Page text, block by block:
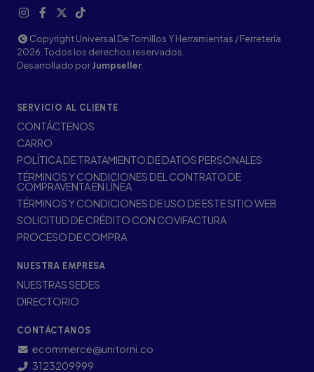
Copyright Universal De Tornillos Y Herramientas / Ferretería
2026. Todos los derechos reservados.
Desarrollado porJumpseller
SERVICIO AL CLIENTE
CONTÁCTENOS
CARRO
POLÍTICA DE TRATAMIENTO DE DATOS PERSONALES
TÉRMINOS Y CONDICIONES DEL CONTRATO DE
COMPRAVENTA EN LÍNEA
TÉRMINOS Y CONDICIONES DE USO DE ESTE SITIO WEB
SOLICITUD DE CRÉDITO CON COVIFACTURA
PROCESO DE COMPRA
NUESTRA EMPRESA
NUESTRAS SEDES
DIRECTORIO
CONTÁCTANOS
ecommerce@unitorni.co
3123209999